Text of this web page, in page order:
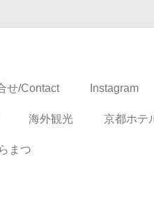
せ/Contact Instagram
海外観光 京都ホテ
まつ